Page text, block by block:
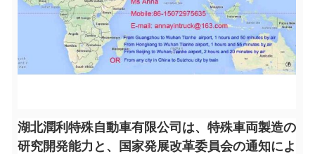
湖北潤利特殊自動車有限公司は、特殊車両製造の
研究開発能力と、国家発展改革委員会の通知によ